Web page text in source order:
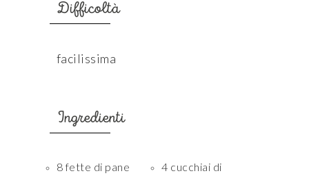
Difficoltà
facilissima
Ingredienti
8 fette di pane
4 cucchiai di